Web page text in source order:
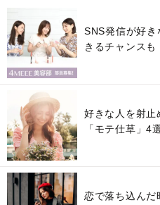
SNS発信が好
きるチャンス
好きな人を射
「モテ仕草」4
恋で落ち込ん